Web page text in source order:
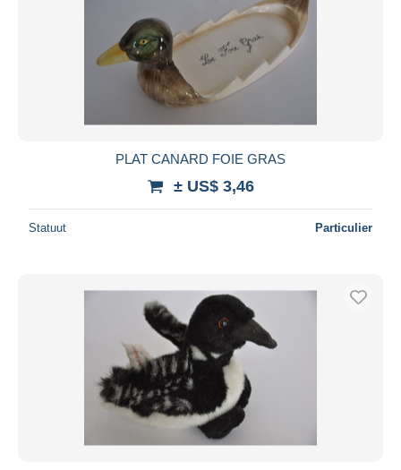
PLAT CANARD FOIE GRAS
± US$ 3,46
Statuut Particulier